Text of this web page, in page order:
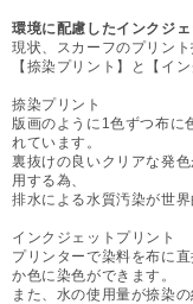
環境に配慮したインクジェ
現状、スカーフのプリン
【捺染プリント】と【イ
捺染プリント
版画のように1色ずつ布に
れています。
裏抜けの良いクリアな発
用する為、
排水による水質汚染が世
インクジェットプリント
プリンターで染料を布に
か色に染色ができます。
また、水の使用量が捺染